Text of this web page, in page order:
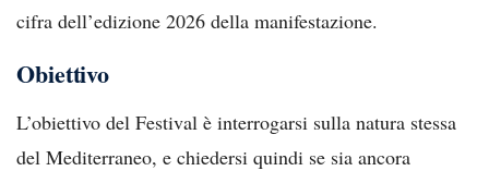
cifra dell’edizione 2026 della manifestazione.
Obiettivo
L’obiettivo del Festival è interrogarsi sulla natura stessa
del Mediterraneo, e chiedersi quindi se sia ancora